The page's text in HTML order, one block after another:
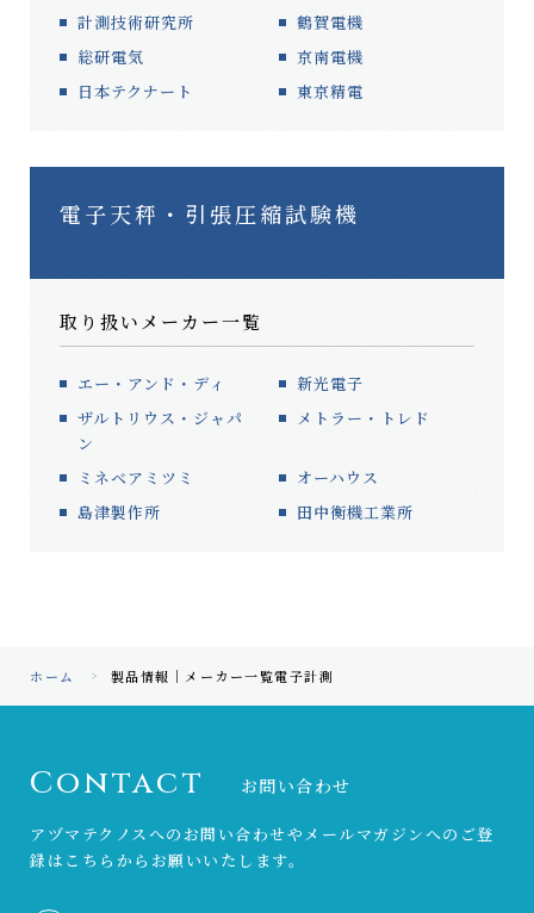
計測技術研究所
鶴賀電機
総研電気
京南電機
日本テクナート
東京精電
電子天秤・引張圧縮試験機
取り扱いメーカー一覧
エー・アンド・ディ
新光電子
ザルトリウス・ジャパ
ン
メトラー・トレド
ミネベアミツミ
オーハウス
島津製作所
田中衡機工業所
ホーム 製品情報｜メーカー一覧電子計測
Contact お問い合わせ
アヅマテクノスへのお問い合わせやメールマガジンへのご登
録は こちらからお願いいたします。